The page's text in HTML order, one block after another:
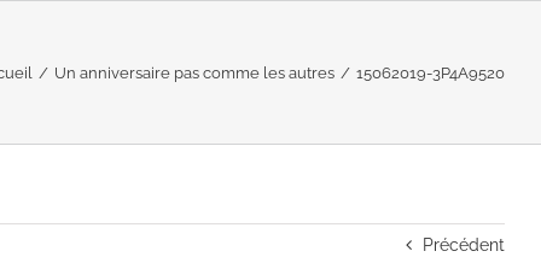
/ Un anniversaire pas comme les autres / 15062019-3P4A9520
Précédent